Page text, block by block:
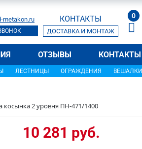
metakon.ru КОНТАКТЫ
ДОСТАВКА И МОНТАЖ
0
ОТЗЫВЫ КОНТАКТЫ
ЛЕСТНИЦЫ ОГРАЖДЕНИЯ ВЕШАЛКИ
косынка 2 уровня ПН-471/1400
10 281 руб.